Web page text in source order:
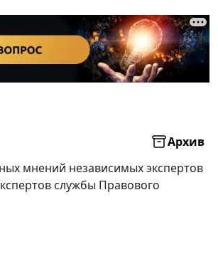
Архив
мнений независимых экспертов
службы Правового